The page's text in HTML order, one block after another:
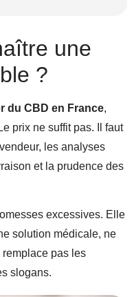
une
?
du CBD en France,
prix ne suffit pas. Il faut
les analyses
et la prudence des
excessives. Elle
solution médicale, ne
remplace pas les
slogans.